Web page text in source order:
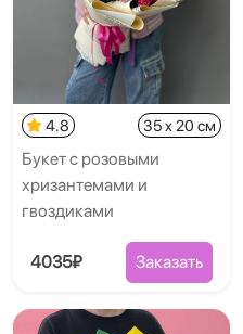
4.8 35 x 20 см
Букет с розовыми
хризантемами и
гвоздиками
4035₽ Заказать